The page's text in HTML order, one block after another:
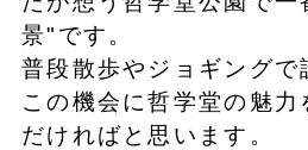
景"です。
普段散歩やジョギングで
この機会に哲学堂の魅力
だければと思います。